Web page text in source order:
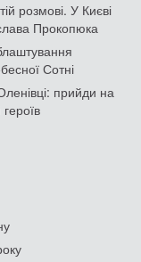
розмові. У Києві
Прокопюка
Сотні
прийди на